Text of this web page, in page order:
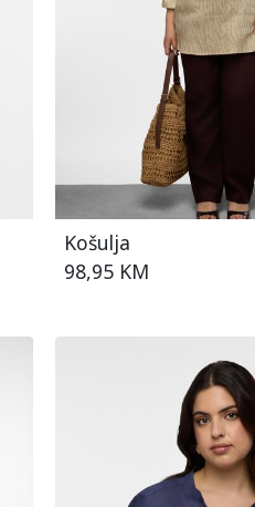
Košulja
98,95 KM